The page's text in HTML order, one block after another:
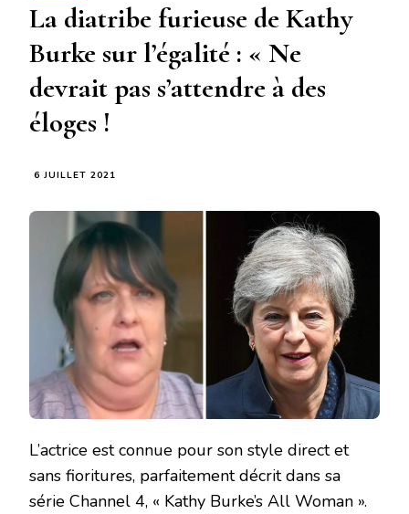
La diatribe furieuse de Kathy
Burke sur l’égalité : « Ne
devrait pas s’attendre à des
éloges !
6 JUILLET 2021
L’actrice est connue pour son style direct et
sans fioritures, parfaitement décrit dans sa
série Channel 4, « Kathy Burke’s All Woman ».